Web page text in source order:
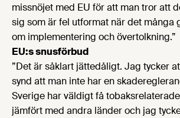
missnöjet med EU för att man tror att
sig som är fel utformat när det många
om implementering och övertolkning.”
EU:s snusförbud
”Det är såklart jättedåligt. Jag tycker
synd att man inte har en
Sverige har väldigt få
jämfört med andra länder och jag